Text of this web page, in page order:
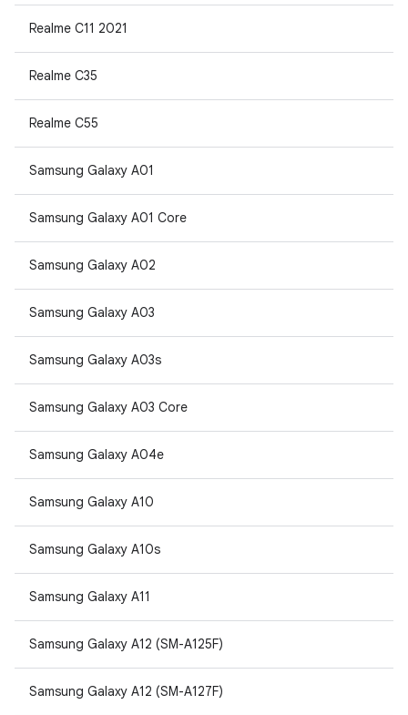
Realme C11 2021
Realme C35
Realme C55
Samsung Galaxy A01
Samsung Galaxy A01 Core
Samsung Galaxy A02
Samsung Galaxy A03
Samsung Galaxy A03s
Samsung Galaxy A03 Core
Samsung Galaxy A04e
Samsung Galaxy A10
Samsung Galaxy A10s
Samsung Galaxy A11
Samsung Galaxy A12 (SM-A125F)
Samsung Galaxy A12 (SM-A127F)